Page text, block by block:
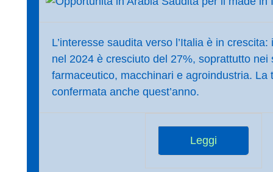
L’interesse saudita verso l’Italia è in
nel 2024 è cresciuto del 27%, soprattutto nei
farmaceutico, macchinari e agroindustria. La
confermata anche quest’anno.
Leggi